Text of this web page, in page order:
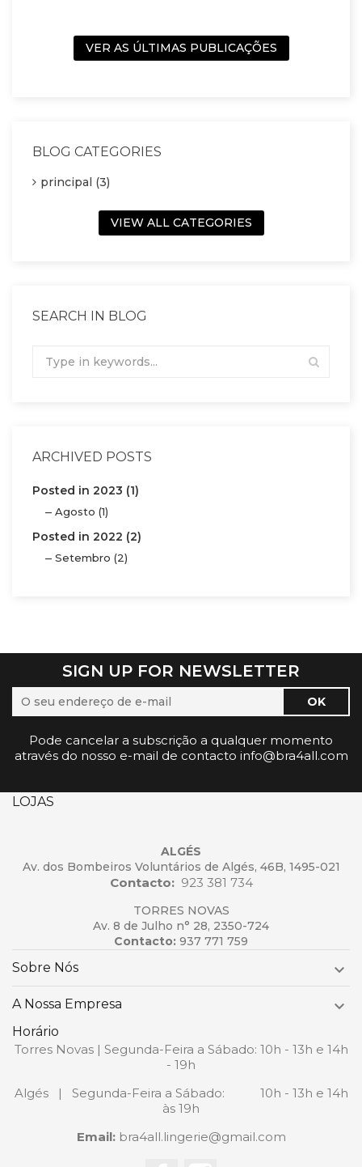
VER AS ÚLTIMAS PUBLICAÇÕES
BLOG CATEGORIES
principal (3)
VIEW ALL CATEGORIES
SEARCH IN BLOG
ARCHIVED POSTS
Posted in 2023 (1)
Agosto (1)
Posted in 2022 (2)
Setembro (2)
SIGN UP FOR NEWSLETTER
Pode cancelar a subscrição a qualquer momento
através do nosso e-mail de contacto info@bra4all.com
LOJAS
ALGÉS
Av. dos Bombeiros Voluntários de Algés, 46B, 1495-021
Contacto: 923 381 734
TORRES NOVAS
Av. 8 de Julho n° 28, 2350-724
Contacto: 937 771 759
Sobre Nós 
A Nossa Empresa 
Horário
Torres Novas | Segunda-Feira a Sábado: 10h - 13h e 14h
- 19h
Algés | Segunda-Feira a Sábado: 10h - 13h e 14h
às 19h
Email:bra4all.lingerie@gmail.com